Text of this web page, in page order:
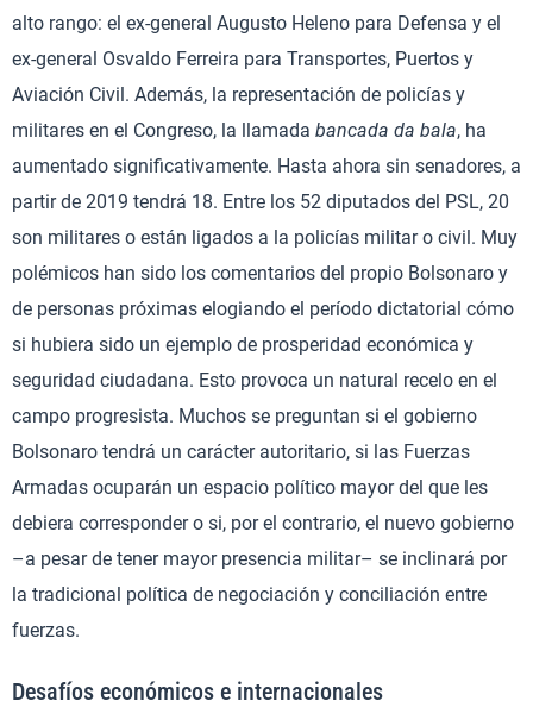
alto rango: el ex-general Augusto Heleno para Defensa y el
ex-general Osvaldo Ferreira para Transportes, Puertos y
Aviación Civil. Además, la representación de policías y
militares en el Congreso, la llamada bancada da bala, ha
aumentado significativamente. Hasta ahora sin senadores, a
partir de 2019 tendrá 18. Entre los 52 diputados del PSL, 20
son militares o están ligados a la policías militar o civil. Muy
polémicos han sido los comentarios del propio Bolsonaro y
de personas próximas elogiando el período dictatorial cómo
si hubiera sido un ejemplo de prosperidad económica y
seguridad ciudadana. Esto provoca un natural recelo en el
campo progresista. Muchos se preguntan si el gobierno
Bolsonaro tendrá un carácter autoritario, si las Fuerzas
Armadas ocuparán un espacio político mayor del que les
debiera corresponder o si, por el contrario, el nuevo gobierno
–a pesar de tener mayor presencia militar– se inclinará por
la tradicional política de negociación y conciliación entre
fuerzas.
Desafíos económicos e internacionales